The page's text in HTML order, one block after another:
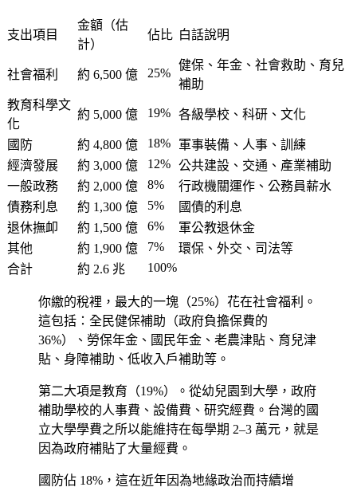
支出項目
金額（估
計）
佔比 白話說明
社會福利 約 6,500 億 25%
健保、年金、社會救助、育兒
補助
教育科學文
化
約 5,000 億 19% 各級學校、科研、文化
國防 約 4,800 億 18%
軍事裝備、人事、訓練
經濟發展
約 3,000 億 12% 公共建設、交通、產業補助
一般政務
約 2,000 億 8%
行政機關運作、公務員薪水
債務利息
約 1,300 億 5%
國債的利息
退休撫卹
約 1,500 億 6%
軍公教退休金
其他
約 1,900 億 7%
環保、外交、司法等
合計
約 2.6 兆 100%
你繳的稅裡，最大的一塊（25%）花在社會福利。
這包括：全民健保補助（政府負擔保費的
36%）、勞保年金、國民年金、老農津貼、育兒津
貼、身障補助、低收入戶補助等。
第二大項是教育（19%）。從幼兒園到大學，政府
補助學校的人事費、設備費、研究經費。台灣的國
立大學學費之所以能維持在每學期 2–3 萬元，就是
因為政府補貼了大量經費。
國防佔 18%，這在近年因為地緣政治而持續增